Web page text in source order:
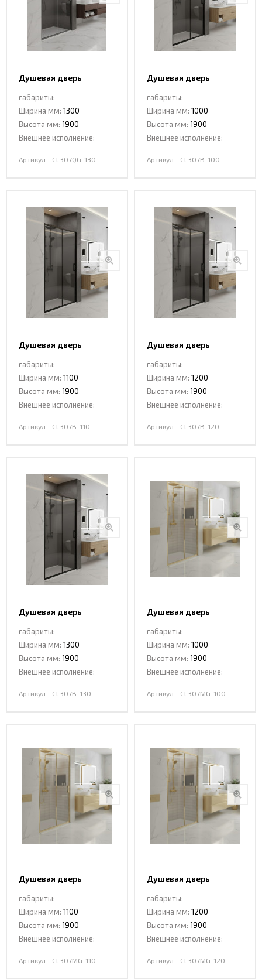
Душевая дверь
130 GREY
габариты:
Ширина мм: 1300
Высота мм: 1900
Внешнее исполнение:
Артикул - CL307QG-130
Душевая дверь
CL307В-100 MATT BLACK
габариты:
Ширина мм: 1000
Высота мм: 1900
Внешнее исполнение:
Артикул - CL307В-100
Душевая дверь
MATT BLACK
габариты:
Ширина мм: 1100
Высота мм: 1900
Внешнее исполнение:
Артикул - CL307В-110
Душевая дверь
CL307В-120 MATT BLACK
габариты:
Ширина мм: 1200
Высота мм: 1900
Внешнее исполнение:
Артикул - CL307В-120
Душевая дверь
CL307В-130 MATT BLACK
габариты:
Ширина мм: 1300
Высота мм: 1900
Внешнее исполнение:
Артикул - CL307В-130
Душевая дверь
100 MATT GOLD
габариты:
Ширина мм: 1000
Высота мм: 1900
Внешнее исполнение:
Артикул - CL307МG-100
Душевая дверь
110 MATT GOLD
габариты:
Ширина мм: 1100
Высота мм: 1900
Внешнее исполнение:
Артикул - CL307МG-110
Душевая дверь
120 MATT GOLD
габариты:
Ширина мм: 1200
Высота мм: 1900
Внешнее исполнение:
Артикул - CL307МG-120